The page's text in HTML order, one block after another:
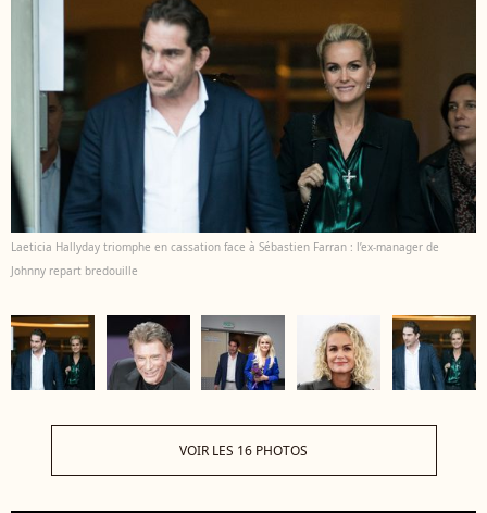
Laeticia Hallyday triomphe en cassation face à Sébastien Farran : l’ex-manager de
Johnny repart bredouille
VOIR LES 16 PHOTOS